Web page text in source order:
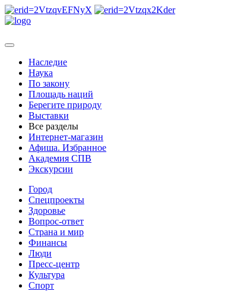
Наследие
Наука
По закону
Площадь наций
Берегите природу
Выставки
Все разделы
Интернет-магазин
Афиша. Избранное
Академия СПВ
Экскурсии
Город
Спецпроекты
Здоровье
Вопрос-ответ
Страна и мир
Финансы
Люди
Пресс-центр
Культура
Спорт